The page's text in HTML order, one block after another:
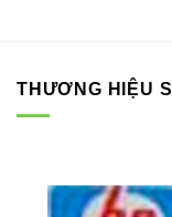
THƯƠNG HIỆU